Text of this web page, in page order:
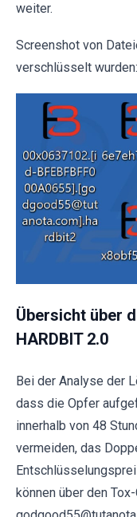
weiter.
Screenshot von
verschlüsselt wurden:
Übersicht über
HARDBIT 2.0
Bei der Analyse der
dass die Opfer
innerhalb von 48
vermeiden, das
können über den